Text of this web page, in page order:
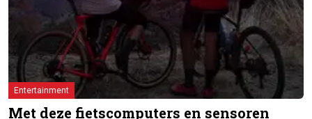
Entertainment
Met deze fietscomputers en sensoren